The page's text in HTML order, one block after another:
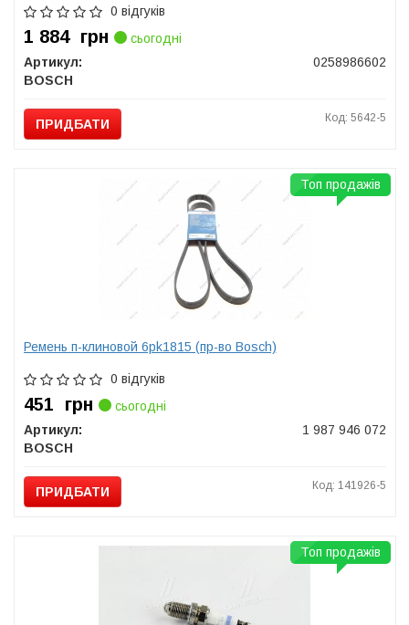
0 відгуків
1 884 грн
сьогодні
Артикул:
0258986602
BOSCH
ПРИДБАТИ Код: 5642-5
Ремень п-клиновой 6pk1815 (пр-во Bosch)
0 відгуків
451 грн
сьогодні
Артикул:
1 987 946 072
BOSCH
ПРИДБАТИ Код: 141926-5
Топ продажів
Топ продажів